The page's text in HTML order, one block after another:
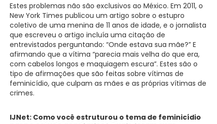
Estes problemas não são exclusivos ao México. Em 2011, o
New York Times publicou um artigo sobre o estupro
coletivo de uma menina de 11 anos de idade, e o jornalista
que escreveu o artigo incluía uma citação de
entrevistados perguntando: “Onde estava sua mãe?” E
afirmando que a vítima “parecia mais velha do que era,
com cabelos longos e maquiagem escura”. Estes são o
tipo de afirmações que são feitas sobre vítimas de
feminicídio, que culpam as mães e as próprias vítimas de
crimes.
IJNet: Como você estruturou o tema de feminicídio